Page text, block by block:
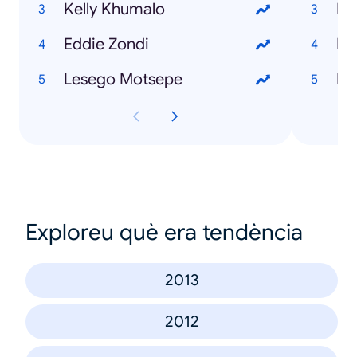
Kelly Khumalo
Eddie Zondi
Lesego Motsepe
Exploreu què era tendència
2013
2012